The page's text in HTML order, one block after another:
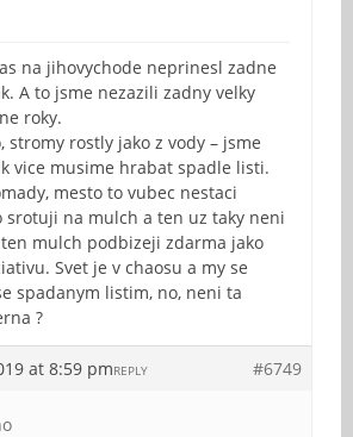
na jihovychode neprinesl zadne
A to jsme nezazili zadny velky
roky.
stromy rostly jako z vody – jsme
vice musime hrabat spadle listi.
mesto to vubec nestaci
srotuji na mulch a ten uz taky neni
mulch podbizeji zdarma jako
Svet je v chaosu a my se
spadanym listim, no, neni ta
?
at 8:59 pm #6749
REPLY